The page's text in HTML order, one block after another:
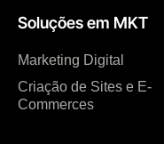
Soluções em MKT
Marketing Digital
Criação de Sites e E-
Commerces